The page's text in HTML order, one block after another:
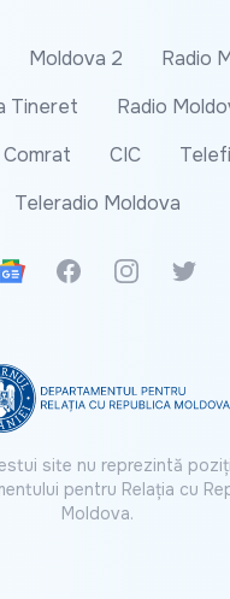
Moldova 2
Radio
Tineret
Radio
CIC
Teleradio Moldova
News
FacebookInstagramTwitter
site nu reprezintă
pentru Relația cu
Moldova.